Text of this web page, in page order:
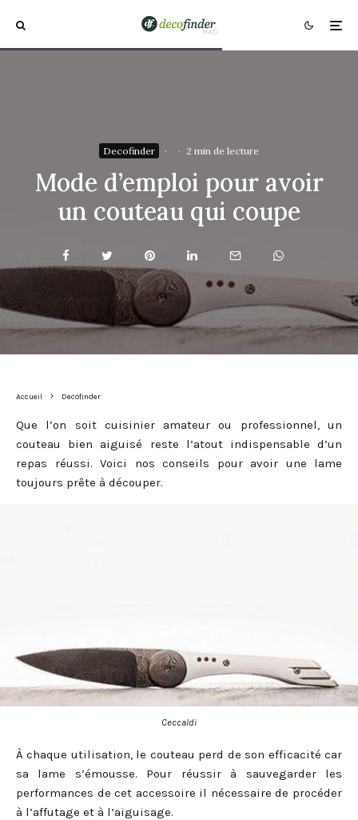
Decofinder · · 2 min de lecture
Mode d’emploi pour avoir
un couteau qui coupe
Accueil Decofinder
Que l’on soit cuisinier amateur ou professionnel, un
couteau bien aiguisé reste l’atout indispensable d’un
repas réussi. Voici nos conseils pour avoir une lame
toujours prête à découper.
Ceccaldi
À chaque utilisation, le couteau perd de son efficacité car
sa lame s’émousse. Pour réussir à sauvegarder les
performances de cet accessoire il nécessaire de procéder
à l’affutage et à l’aiguisage.